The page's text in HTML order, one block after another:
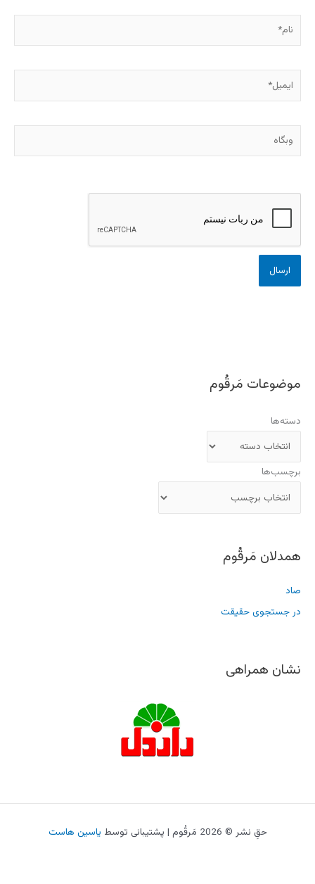
وبگاه
موضوعات مَرقُوم
دسته‌ها
برچسب‌ها
همدلان مَرقُوم
صاد
در جستجوی حقیقت
نشان همراهی
حقِ نشر © 2026 مَرقُوم | پشتیبانی توسط یاسین هاست